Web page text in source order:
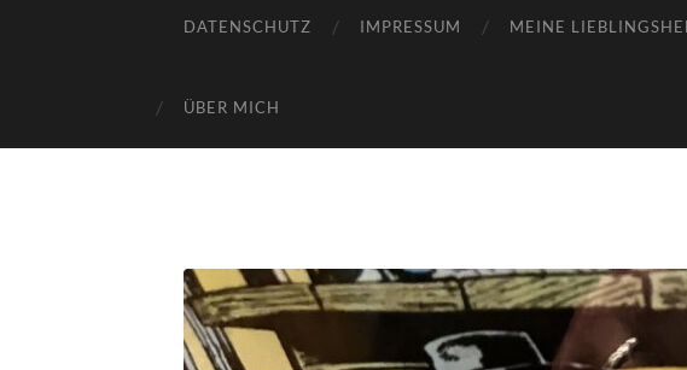
DATENSCHUTZ IMPRESSUM MEINE
ÜBER MICH